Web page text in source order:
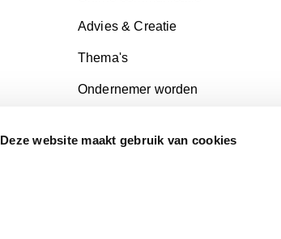
Deze website maakt gebruik van cookies
Advies & Creatie
Thema's
Ondernemer worden